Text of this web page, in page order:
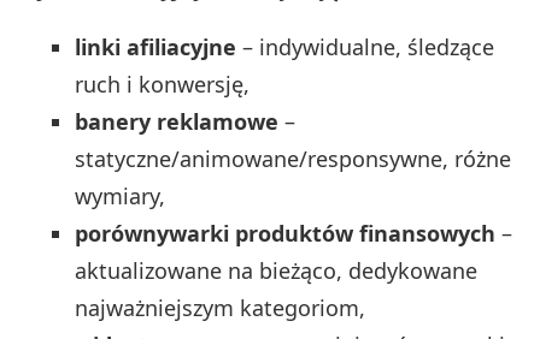
linki afiliacyjne – indywidualne, śledzące
ruch i konwersję,
banery reklamowe –
statyczne/animowane/responsywne, różne
wymiary,
porównywarki produktów finansowych –
aktualizowane na bieżąco, dedykowane
najważniejszym kategoriom,